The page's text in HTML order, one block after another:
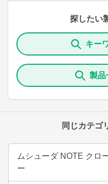
探したい
キー
製品
同じカテゴ
ムシューダ NOTE クロ
ー